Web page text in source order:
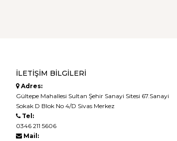
İLETIŞIM BILGILERI
Adres:
Gültepe Mahallesi Sultan Şehir Sanayi Sitesi 67.Sanayi
Sokak D Blok No 4/D Sivas Merkez
Tel:
0346 211 5606
Mail: